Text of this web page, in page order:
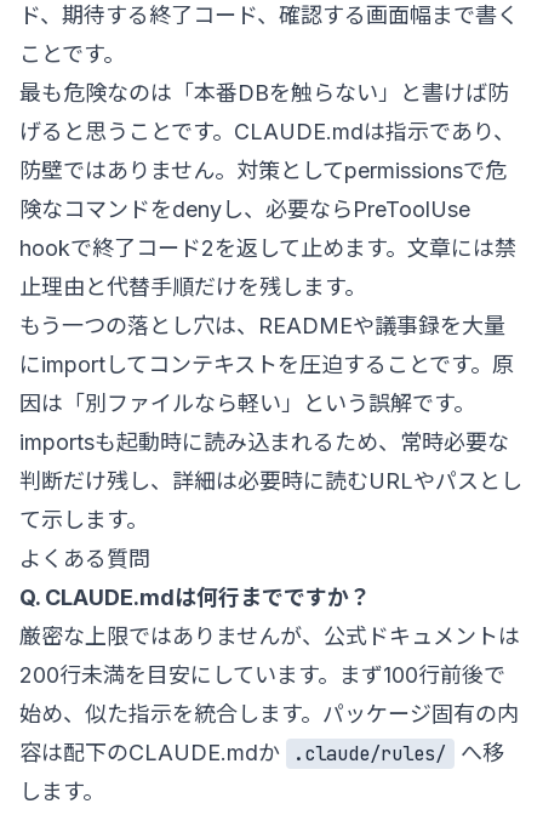
ド、期待する終了コード、確認する画面幅まで書く
ことです。
最も危険なのは「本番DBを触らない」と書けば防
げると思うことです。CLAUDE.mdは指示であり、
防壁ではありません。対策としてpermissionsで危
険なコマンドをdenyし、必要ならPreToolUse
hookで終了コード2を返して止めます。文章には禁
止理由と代替手順だけを残します。
もう一つの落とし穴は、READMEや議事録を大量
にimportしてコンテキストを圧迫することです。原
因は「別ファイルなら軽い」という誤解です。
importsも起動時に読み込まれるため、常時必要な
判断だけ残し、詳細は必要時に読むURLやパスとし
て示します。
よくある質問
Q. CLAUDE.mdは何行までですか？
厳密な上限ではありませんが、公式ドキュメントは
200行未満を目安にしています。まず100行前後で
始め、似た指示を統合します。パッケージ固有の内
容は配下のCLAUDE.mdか
.claude/rules/
へ移
します。